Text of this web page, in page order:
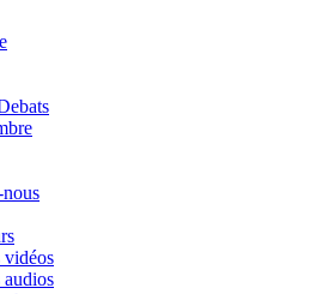
vidéos
audios